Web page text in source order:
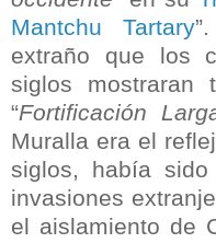
Mantchu Tartary
extraño que los
siglos
“Fortificación
Muralla era el
siglos, había
invasiones
el aislamiento de